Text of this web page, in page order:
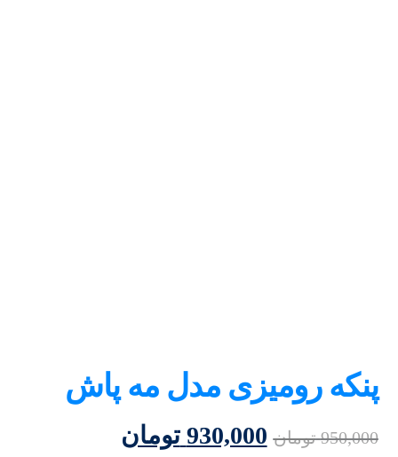
پنکه رومیزی مدل مه پاش
950,000 تومان 930,000 تومان